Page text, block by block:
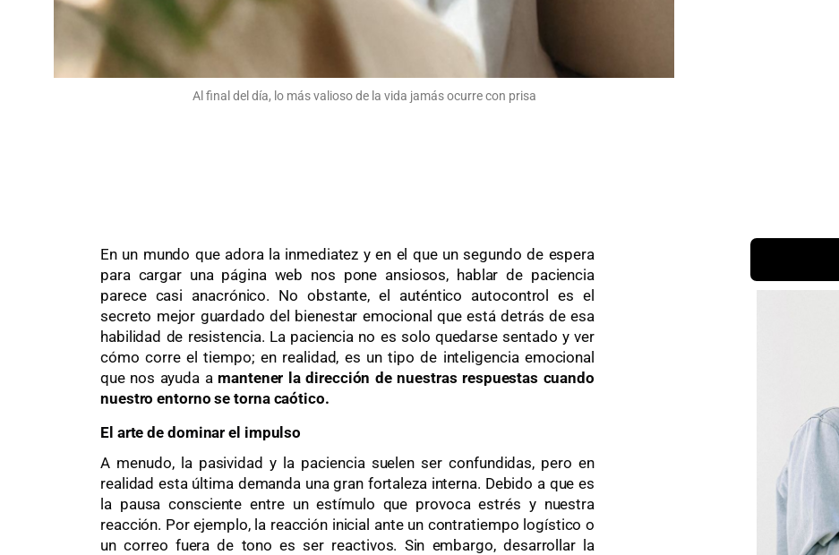
Al final del día, lo más valioso de la vida jamás ocurre con prisa
En un mundo que adora la inmediatez y en el que un segundo de espera
para cargar una página web nos pone ansiosos, hablar de paciencia
parece casi anacrónico. No obstante, el auténtico autocontrol es el
secreto mejor guardado del bienestar emocional que está detrás de esa
habilidad de resistencia. La paciencia no es solo quedarse sentado y ver
cómo corre el tiempo; en realidad, es un tipo de inteligencia emocional
que nos ayuda a mantener la dirección de nuestras respuestas cuando
nuestro entorno se torna caótico.
El arte de dominar el impulso
A menudo, la pasividad y la paciencia suelen ser confundidas, pero en
realidad esta última demanda una gran fortaleza interna. Debido a que es
la pausa consciente entre un estímulo que provoca estrés y nuestra
reacción. Por ejemplo, la reacción inicial ante un contratiempo logístico o
un correo fuera de tono es ser reactivos. Sin embargo, desarrollar la